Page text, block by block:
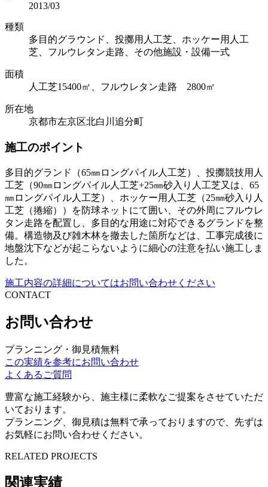
2013/03
種類
多目的グラウンド、投擲用人工芝、ホッケー用人工
芝、フルウレタン走路、その他施設・設備一式
面積
人工芝15400㎡、フルウレタン走路 2800㎡
所在地
京都市左京区北白川追分町
施工のポイント
多目的グランド（65㎜ロングパイル人工芝）、投擲競技用人
工芝（90㎜ロングパイル人工芝+25㎜砂入り人工芝又は、65
㎜ロングパイル人工芝）、ホッケー用人工芝（25㎜砂入り人
工芝（捲縮））を防球ネットにて囲い、その外周にフルウレ
タン走路を配置し、多目的な用途に対応できるグランドを整
備。構造物及び雑木林を撤去した箇所などは、工事完成後に
地盤沈下などが起こらないように細心の注意を払い施工しま
した。
施工内容の詳細についてはお問い合わせください
CONTACT
お問い合わせ
プランニング・御見積無料
この実績を参考にお問い合わせ
よくあるご質問
豊富な施工経験から、施主様に柔軟なご提案をさせていただ
いております。
プランニング、御見積は無料で承っておりますので、先ずは
お気軽にお問い合わせください。
RELATED PROJECTS
関連実績